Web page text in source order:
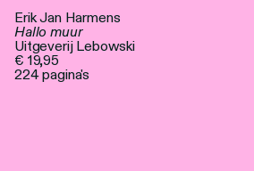
Erik Jan Harmens
Hallo muur
Uitgeverij Lebowski
€ 19,95
224 pagina's